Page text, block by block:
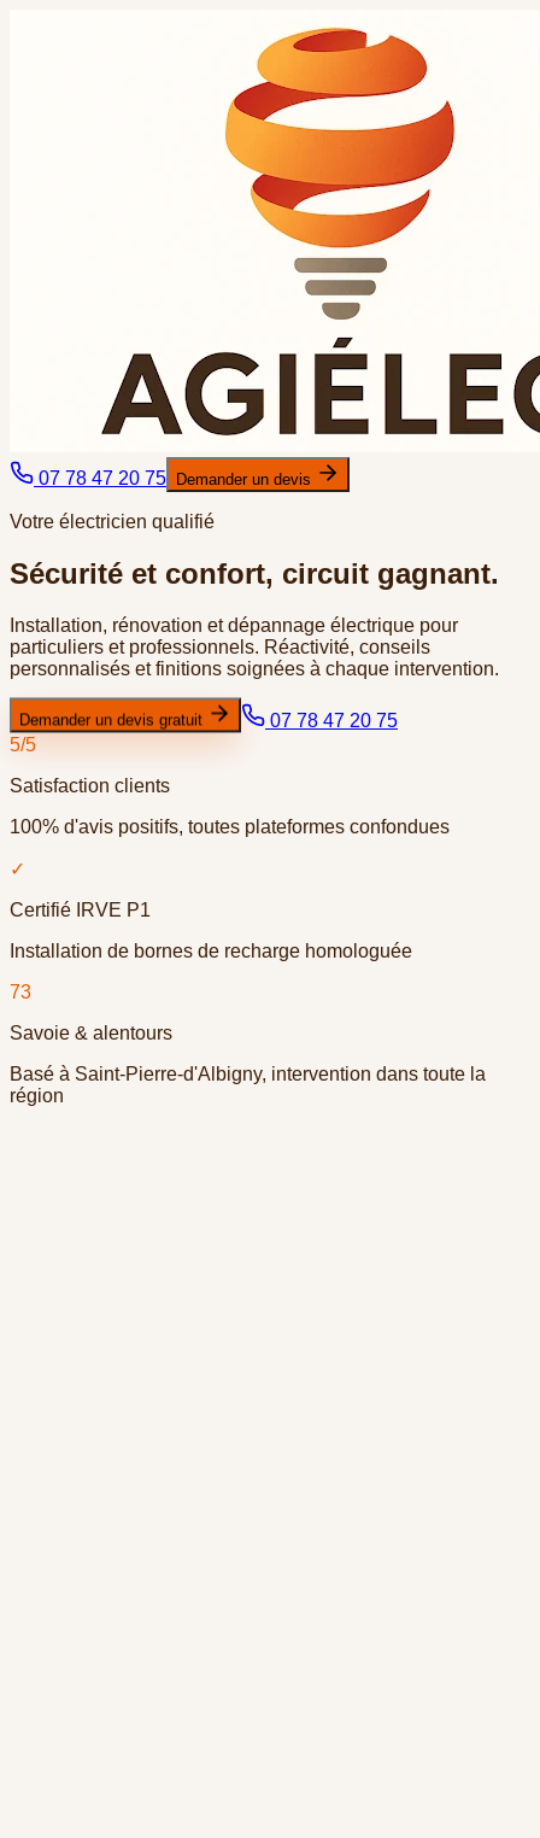
07 78 47 20 75 Demander un devis
Votre électricien qualifié
Sécurité et confort, circuit gagnant.
Installation, rénovation et dépannage électrique pour
particuliers et professionnels. Réactivité, conseils
personnalisés et finitions soignées à chaque intervention.
Demander un devis gratuit
07 78 47 20 75
5/5
Satisfaction clients
100% d'avis positifs, toutes plateformes confondues
✓
Certifié IRVE P1
Installation de bornes de recharge homologuée
73
Savoie & alentours
Basé à Saint-Pierre-d'Albigny, intervention dans toute la
région